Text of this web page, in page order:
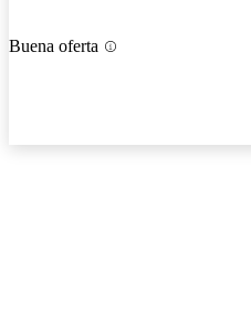
Buena oferta